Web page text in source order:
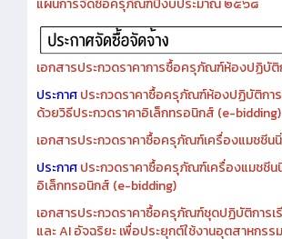
แผนการจัดซื้อครุภัณฑ์ปีงบประมาณ ๒๕๖๘
เอกสารประกวดราคาการซื้อครุภัณฑ์ห้องปฏิบั
ประกาศ ประกวดราคาซื้อครุภัณฑ์ห้องปฏิบัติกา
ด้วยวิธีประกวดราคาอิเล็กทรอนิกส์ (e-bidding)
เอกสารประกวดราคาซื้อครุภัณฑ์เครื่องแมชชี
ประกาศประกวดราคาซื้อครุภัณฑ์เครื่องแมชชี
อิเล็กทรอนิกส์ (e-bidding)